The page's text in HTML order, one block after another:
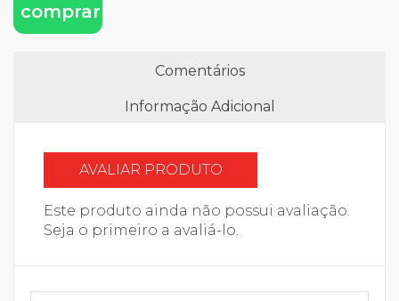
comprar
Comentários
Informação Adicional
AVALIAR PRODUTO
Este produto ainda não possui avaliação.
Seja o primeiro a avaliá-lo.